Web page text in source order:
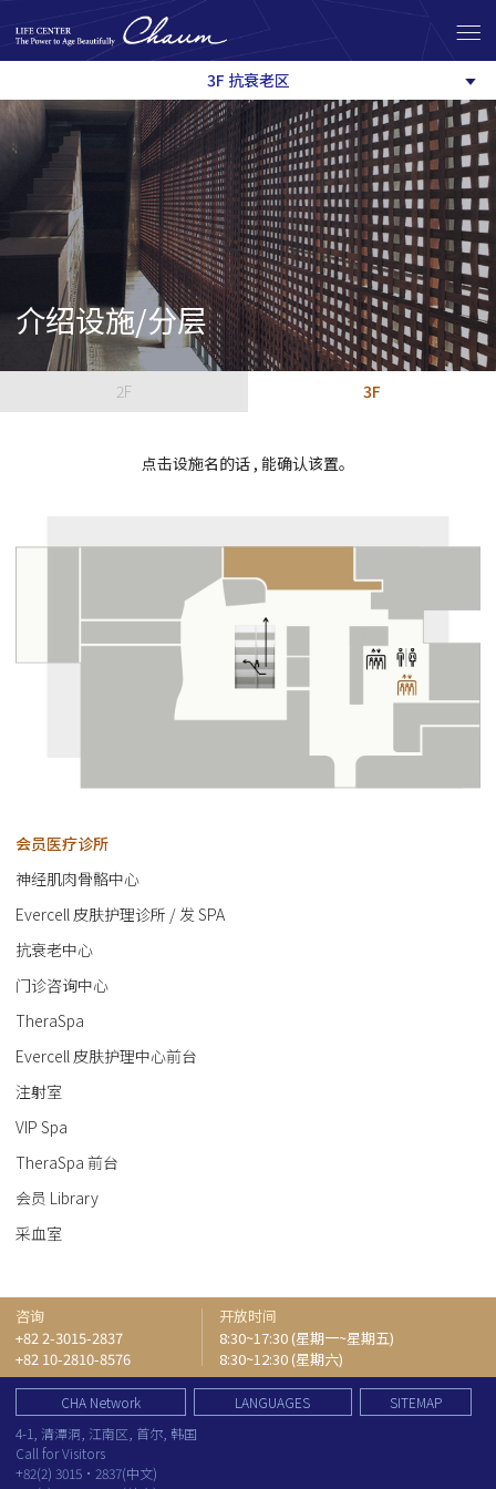
3F 抗衰老区
介绍设施/分层
2F 3F
点击设施名的话 , 能确认该置。
会员医疗诊所
神经肌肉骨骼中心
Evercell 皮肤护理诊所 / 发 SPA
抗衰老中心
门诊咨询中心
TheraSpa
Evercell 皮肤护理中心前台
注射室
VIP Spa
TheraSpa 前台
会员 Library
采血室
咨询
+82 2-3015-2837
+82 10-2810-8576
开放时间
8:30~17:30 (星期一~星期五)
8:30~12:30 (星期六)
CHA Network LANGUAGES
SITEMAP
4-1, 清潭洞, 江南区, 首尔, 韩国
Call for Visitors
+82(2) 3015·2837(中文)